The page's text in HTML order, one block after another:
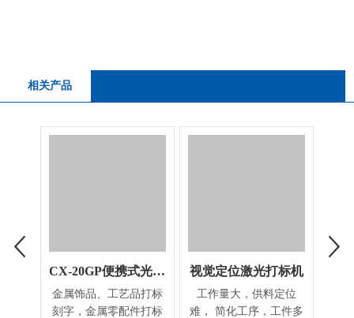
相关产品
CX-20GP便携式光纤激光打标机
金属饰品、工艺品打标
刻字，金属零配件打标
视觉定位激光打标机
工作量大，供料定位
难， 简化工序，工件多